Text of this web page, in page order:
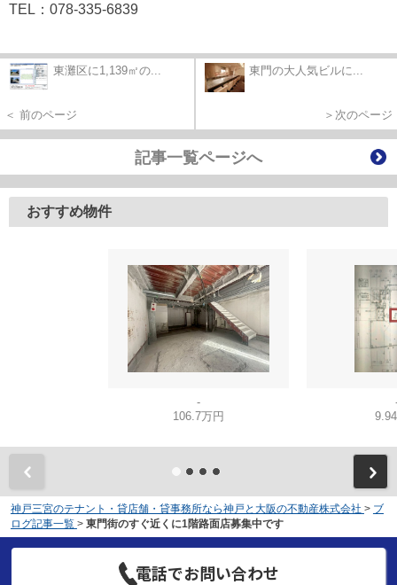
TEL：078-335-6839
東灘区に1,139㎡の...
＜ 前のページ
東門の大人気ビルに...
＞次のページ
記事一覧ページへ
おすすめ物件
-
106.7万円
神戸三宮のテナント・貸店舗・貸事務所なら神戸と大阪の不動産株式会社 > ブ
ログ記事一覧 > 東門街のすぐ近くに1階路面店募集中です
電話でお問い合わせ